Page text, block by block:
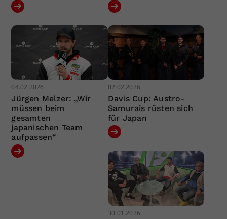
04.02.2026
Jürgen Melzer: „Wir
müssen beim
gesamten
japanischen Team
aufpassen“
02.02.2026
Davis Cup: Austro-
Samurais rüsten sich
für Japan
30.01.2026